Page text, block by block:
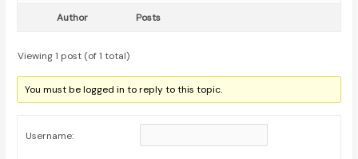
Author Posts
Viewing 1 post (of 1 total)
You must be logged in to reply to this topic.
Username: